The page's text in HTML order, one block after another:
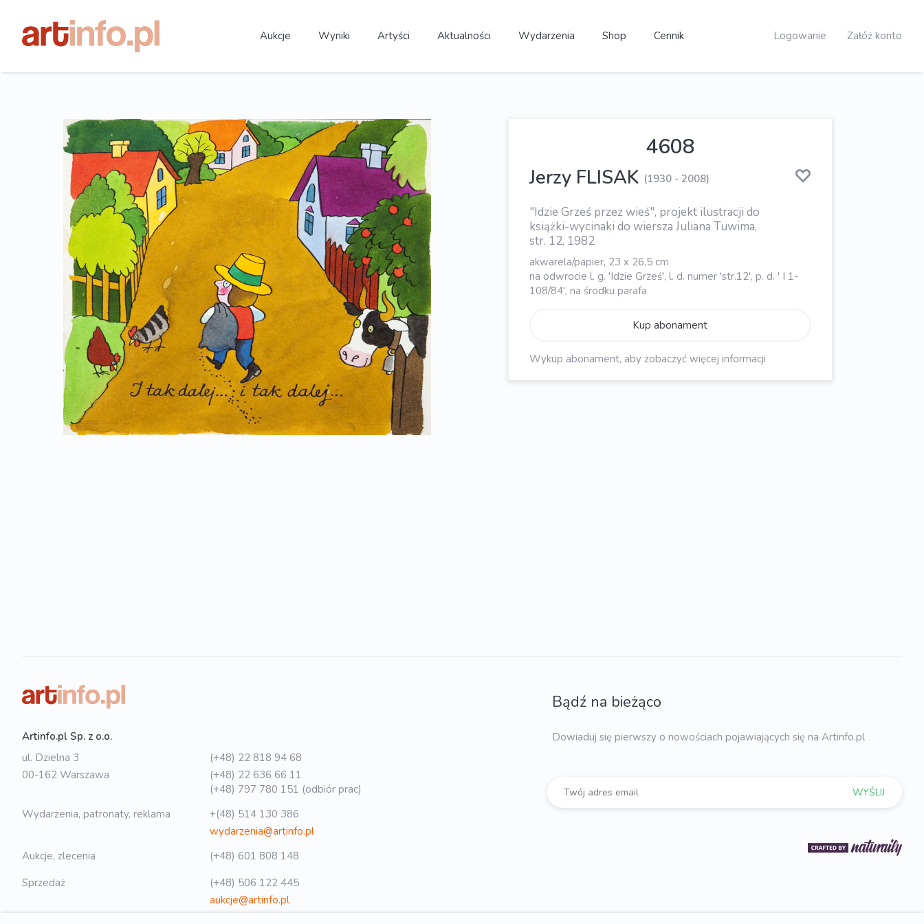
Aukcje Wyniki Artyści Aktualności Wydarzenia Shop Cennik Logowanie Załóż konto
4608
Jerzy FLISAK (1930 - 2008)
"Idzie Grześ przez wieś", projekt ilustracji do
książki-wycinaki do wiersza Juliana Tuwima,
str. 12, 1982
akwarela/papier, 23 x 26,5 cm
na odwrocie l. g. 'Idzie Grześ', l. d. numer 'str.12', p. d. ' I 1-
108/84', na środku parafa
Kup abonament
Wykup abonament, aby zobaczyć więcej informacji
Artinfo.pl Sp. z o.o.
ul. Dzielna 3
00-162 Warszawa
(+48) 22 818 94 68
(+48) 22 636 66 11
(+48) 797 780 151 (odbiór prac)
Wydarzenia, patronaty, reklama
+(48) 514 130 386
wydarzenia@artinfo.pl
Aukcje, zlecenia
(+48) 601 808 148
Sprzedaż
(+48) 506 122 445
aukcje@artinfo.pl
Bądź na bieżąco
Dowiaduj się pierwszy o nowościach pojawiających się na Artinfo.pl
WYŚLIJ